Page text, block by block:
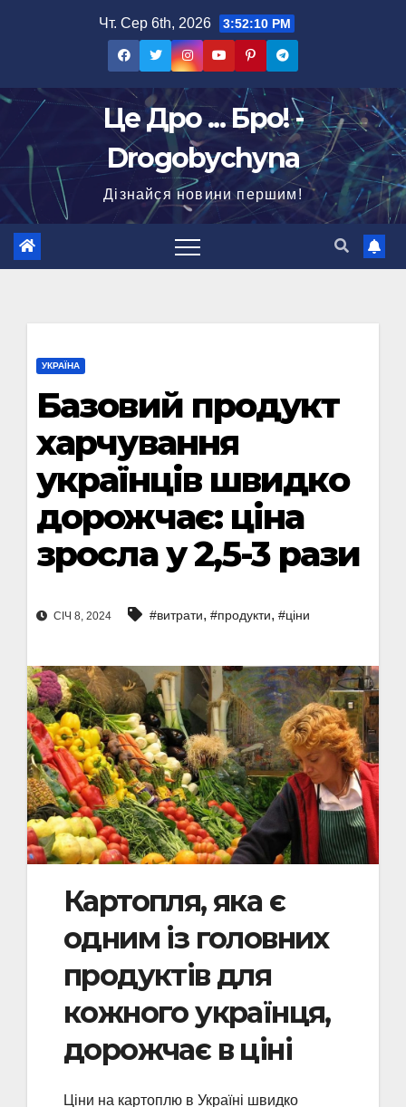
Чт. Сер 6th, 2026 3:52:11 PM
Це Дро ... Бро! -
Drogobychyna
Дізнайся новини першим!
УКРАЇНА
Базовий продукт
харчування
українців швидко
дорожчає: ціна
зросла у 2,5-3 рази
СІЧ 8, 2024 #витрати, #продукти, #ціни
Картопля, яка є
одним із головних
продуктів для
кожного українця,
дорожчає в ціні
Ціни на картоплю в Україні швидко